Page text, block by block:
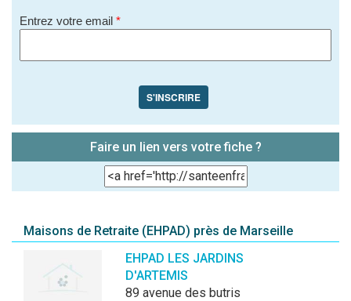
Entrez votre email *
S'INSCRIRE
Faire un lien vers votre fiche ?
Maisons de Retraite (EHPAD) près de Marseille
EHPAD LES JARDINS
D'ARTEMIS
89 avenue des butris